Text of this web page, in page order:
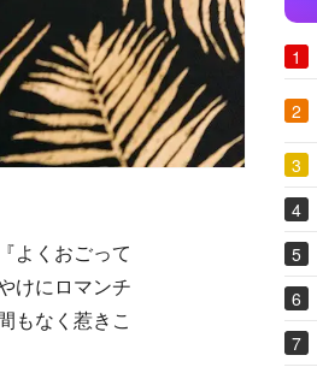
よくおごって
けにロマンチ
もなく惹きこ